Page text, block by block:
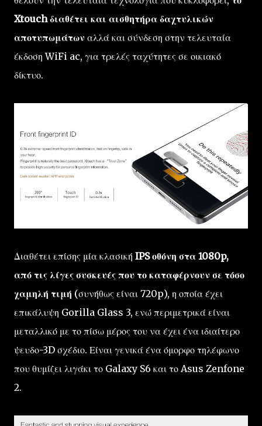
Xtouch διαθέτει και αισθητήρα δαχτυλικών
αποτυπωμάτων αλλά και σύνδεση στην τελευταία
έκδοση WiFi ac, για τρελές ταχύτητες σε οικιακό
δίκτυο.
Διαθέτει επίσης μία κλασική IPS οθόνη στα 1080p,
από τις λίγες συσκευές που το καταφέρνουν σε τόσο
χαμηλή τιμή (συνήθως είναι 720p), η οποία έχει
επικάλυψη Gorilla Glass 3, ενώ περιμετρικά είναι
μεταλλικό με το πίσω μέρος του να έχει ένα ιδιαίτερο
ψευδο-3D σχέδιο. Είναι γενικά ένα όμορφο τηλέφωνο
που θυμίζει λιγάκι το Galaxy S6 και το Asus Zenfone
2.